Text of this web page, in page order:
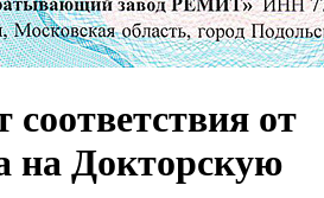
от
на Докторскую